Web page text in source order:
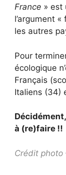
France » est
l’argument
les autres
Pour
écologique
Français
Italiens (34)
à (re)faire !!
Crédit photo